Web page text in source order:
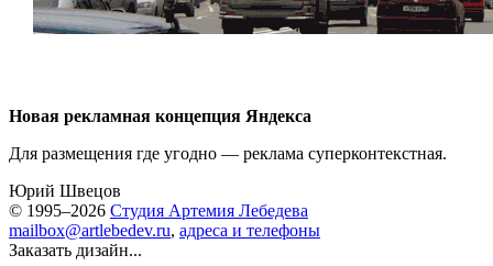
Новая рекламная концепция Яндекса
Для размещения где угодно — реклама суперконтекстная.
Юрий Швецов
© 1995–2026 Студия Артемия Лебедева
mailbox@artlebedev.ru, адреса и телефоны
Заказать дизайн...